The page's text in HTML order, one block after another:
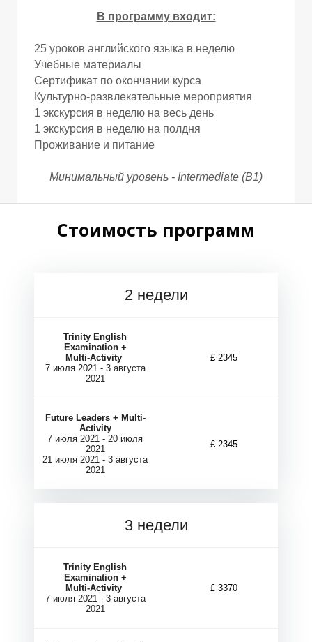
Р
А
В программу входит:
25 уроков английского языка в неделю
Учебные материалы
Сертификат по окончании курса
Культурно-развлекательные мероприятия
1 экскурсия в неделю на весь день
1 экскурсия в неделю на полдня
Проживание и питание
Минимальный уровень - Intermediate (B1)
Стоимость программ
2 недели
Trinity English
Examination +
Multi-Activity
7 июля 2021 - 3 августа
2021
£ 2345
Future Leaders + Multi-
Activity
7 июля 2021 - 20 июля
2021
21 июля 2021 - 3 августа
2021
£ 2345
3 недели
Trinity English
Examination +
Multi-Activity
7 июля 2021 - 3 августа
2021
£ 3370
Р
А